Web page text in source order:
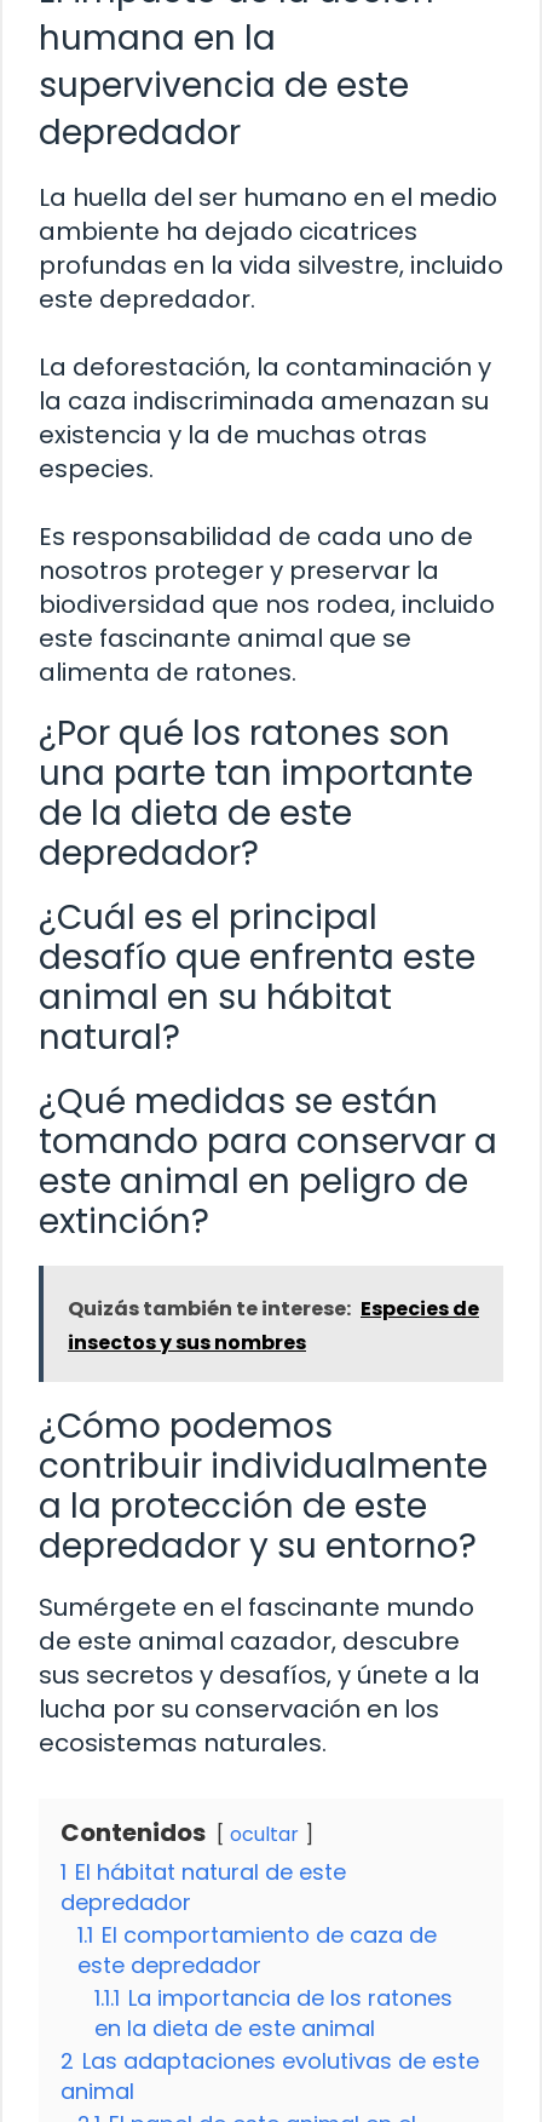
humana en la
supervivencia de este
depredador
La huella del ser humano en el medio
ambiente ha dejado cicatrices
profundas en la vida silvestre, incluido
este depredador.
La deforestación, la contaminación y
la caza indiscriminada amenazan su
existencia y la de muchas otras
especies.
Es responsabilidad de cada uno de
nosotros proteger y preservar la
biodiversidad que nos rodea, incluido
este fascinante animal que se
alimenta de ratones.
¿Por qué los ratones son
una parte tan importante
de la dieta de este
depredador?
¿Cuál es el principal
desafío que enfrenta este
animal en su hábitat
natural?
¿Qué medidas se están
tomando para conservar a
este animal en peligro de
extinción?
Quizás también te interese: Especies de
insectos y sus nombres
¿Cómo podemos
contribuir individualmente
a la protección de este
depredador y su entorno?
Sumérgete en el fascinante mundo
de este animal cazador, descubre
sus secretos y desafíos, y únete a la
lucha por su conservación en los
ecosistemas naturales.
Contenidos ocultar
1 El hábitat natural de este
depredador
1.1 El comportamiento de caza de
este depredador
1.1.1 La importancia de los ratones
en la dieta de este animal
2 Las adaptaciones evolutivas de este
animal